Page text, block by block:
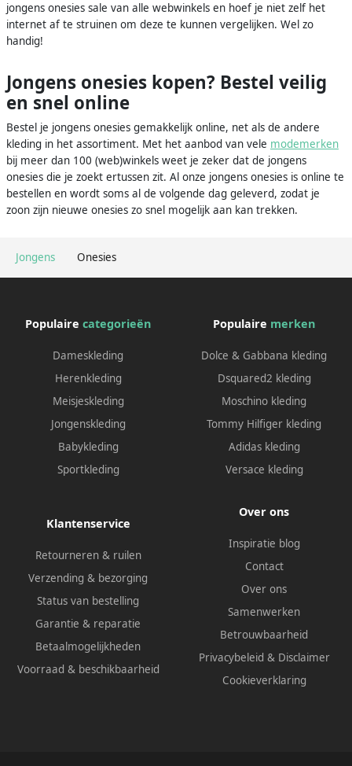
Jongens Onesies
jongens onesies sale van alle webwinkels en hoef je niet zelf het
internet af te struinen om deze te kunnen vergelijken. Wel zo
handig!
Jongens onesies kopen? Bestel veilig
en snel online
Bestel je jongens onesies gemakkelijk online, net als de andere
kleding in het assortiment. Met het aanbod van vele modemerken
bij meer dan 100 (web)winkels weet je zeker dat de jongens
onesies die je zoekt ertussen zit. Al onze jongens onesies is online te
bestellen en wordt soms al de volgende dag geleverd, zodat je
zoon zijn nieuwe onesies zo snel mogelijk aan kan trekken.
Populaire categorieën
Dameskleding
Herenkleding
Meisjeskleding
Jongenskleding
Babykleding
Sportkleding
Populaire merken
Dolce & Gabbana kleding
Dsquared2 kleding
Moschino kleding
Tommy Hilfiger kleding
Adidas kleding
Versace kleding
Klantenservice
Retourneren & ruilen
Verzending & bezorging
Status van bestelling
Garantie & reparatie
Betaalmogelijkheden
Voorraad & beschikbaarheid
Over ons
Inspiratie blog
Contact
Over ons
Samenwerken
Betrouwbaarheid
Privacybeleid & Disclaimer
Cookieverklaring